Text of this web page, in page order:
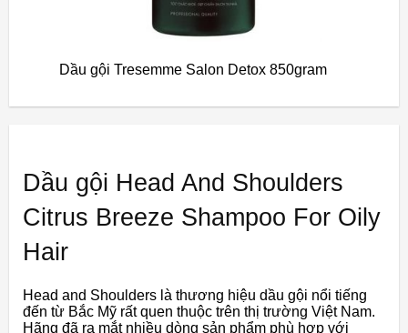
Dầu gội Tresemme Salon Detox 850gram
Dầu gội Head And Shoulders
Citrus Breeze Shampoo For Oily
Hair
Head and Shoulders là thương hiệu dầu gội nổi tiếng
đến từ Bắc Mỹ rất quen thuộc trên thị trường Việt Nam.
Hãng đã ra mắt nhiều dòng sản phẩm phù hợp với